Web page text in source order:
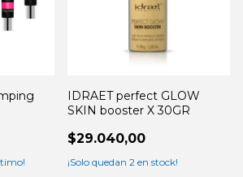
IDRAET perfect GLOW
SKIN booster X 30GR
$29.040,00
¡Solo quedan 2 en stock!